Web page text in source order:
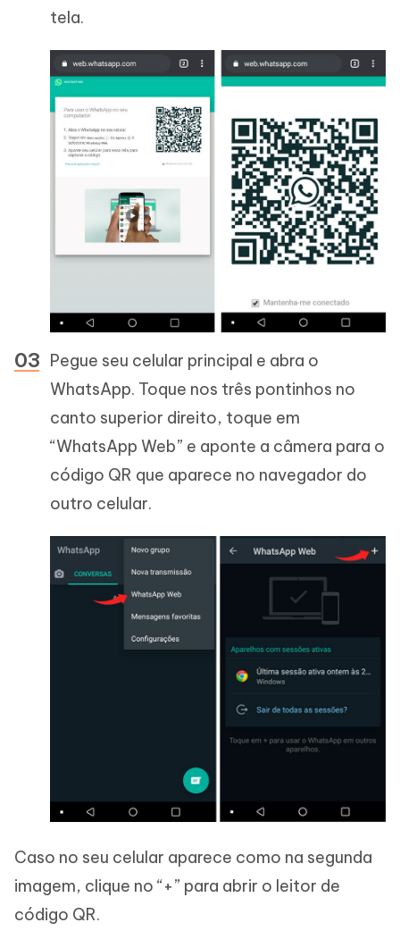
tela.
Pegue seu celular principal e abra o
WhatsApp. Toque nos três pontinhos no
canto superior direito, toque em
“WhatsApp Web” e aponte a câmera para o
código QR que aparece no navegador do
outro celular.
Caso no seu celular aparece como na segunda
imagem, clique no “+” para abrir o leitor de
código QR.